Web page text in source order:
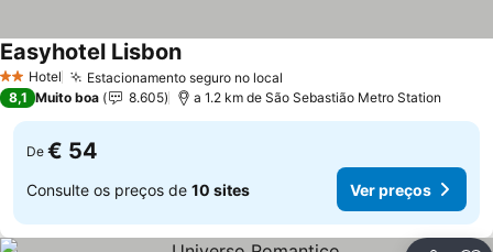
2 Estrelas
Hotel Estacionamento seguro no local
Easyhotel LisbonVer preços
8,1 Muito boa 8.605 a 1.2 km de São Sebastião Metro Station
De € 54
Consulte os preços de 10 sites Ver preços